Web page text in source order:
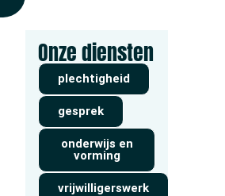
Onze diensten
plechtigheid
gesprek
onderwijs en
vorming
vrijwilligerswerk